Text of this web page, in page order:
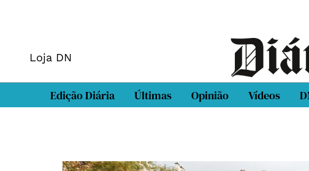
Loja DN
Edição Diária Últimas Opinião Vídeos